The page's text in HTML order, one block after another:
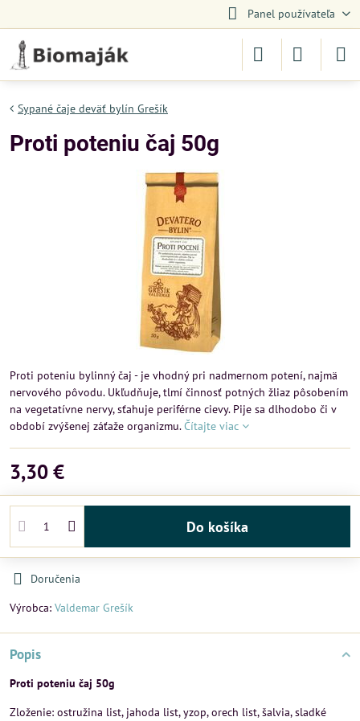
Panel používateľa
Sypané čaje deväť bylín Grešík
Proti poteniu čaj 50g
Proti poteniu bylinný čaj - je vhodný pri nadmernom potení, najmä
nervového pôvodu. Ukľudňuje, tlmí činnosť potných žliaz pôsobením
na vegetatívne nervy, sťahuje periférne cievy. Pije sa dlhodobo či v
období zvýšenej záťaže organizmu.Čítajte viac
3,30 €
Do košíka
Doručenia
Výrobca: Valdemar Grešík
Popis
Proti poteniu čaj 50g
Zloženie: ostružina list, jahoda list, yzop, orech list, šalvia, sladké